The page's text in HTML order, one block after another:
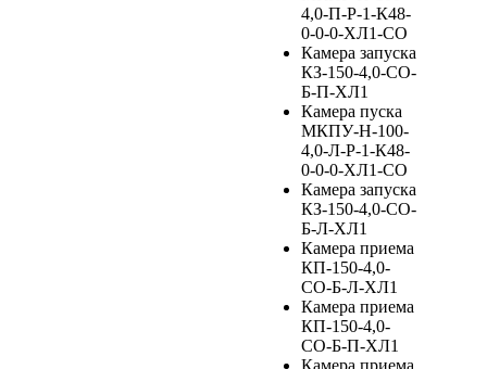
4,0-П-Р-1-К48-
0-0-0-ХЛ1-СО
Камера запуска
КЗ-150-4,0-СО-
Б-П-ХЛ1
Камера пуска
МКПУ-Н-100-
4,0-Л-Р-1-К48-
0-0-0-ХЛ1-СО
Камера запуска
КЗ-150-4,0-СО-
Б-Л-ХЛ1
Камера приема
КП-150-4,0-
СО-Б-Л-ХЛ1
Камера приема
КП-150-4,0-
СО-Б-П-ХЛ1
Камера приема